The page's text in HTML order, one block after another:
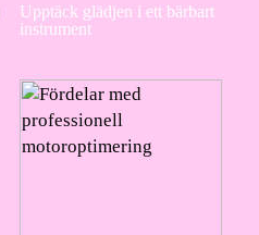
Upptäck glädjen i ett bärbart
instrument